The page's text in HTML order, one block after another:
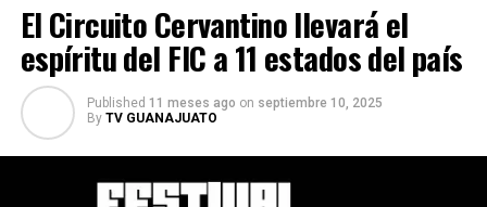
El Circuito Cervantino llevará el
espíritu del FIC a 11 estados del país
Published 11 meses ago on septiembre 10, 2025
By TV GUANAJUATO